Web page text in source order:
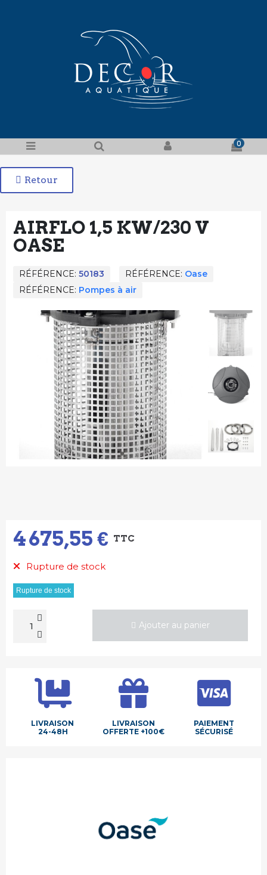
0
Retour
AIRFLO 1,5 KW/230 V
OASE
RÉFÉRENCE 50183 RÉFÉRENCE Oase
RÉFÉRENCE Pompes à air
4 675,55 € TTC
Rupture de stock
Rupture de stock
Ajouter au panier
LIVRAISON
24-48H
LIVRAISON
OFFERTE +100€
PAIEMENT
SÉCURISÉ